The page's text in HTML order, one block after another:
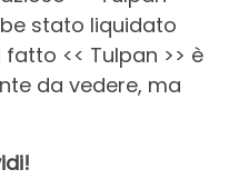
stato liquidato
<< Tulpan >> è
da vedere, ma